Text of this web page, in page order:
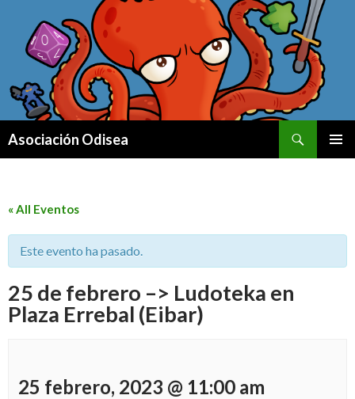
Asociación Odisea
« All Eventos
Este evento ha pasado.
25 de febrero –> Ludoteka en
Plaza Errebal (Eibar)
25 febrero, 2023 @ 11:00 am